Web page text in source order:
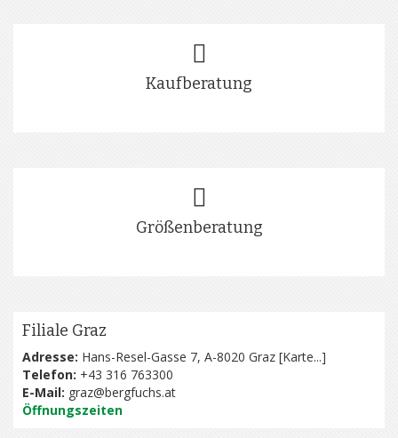
Kaufberatung
Größenberatung
Filiale Graz
Adresse: Hans-Resel-Gasse 7, A-8020 Graz [Karte...]
Telefon: +43 316 763300
E-Mail: graz@bergfuchs.at
Öffnungszeiten